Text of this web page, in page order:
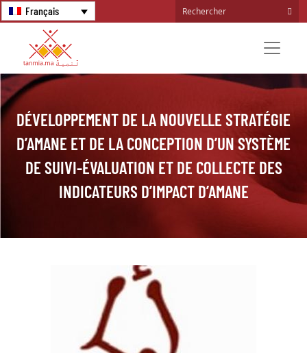
Français
DÉVELOPPEMENT DE LA NOUVELLE STRATÉGIE
D’AMANE ET DE LA CONCEPTION D’UN SYSTÈME
DE SUIVI-ÉVALUATION ET DE COLLECTE DES
INDICATEURS D’IMPACT D’AMANE